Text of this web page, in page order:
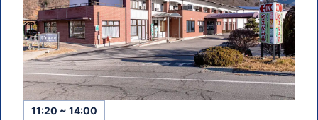
11:20 ~ 14:00